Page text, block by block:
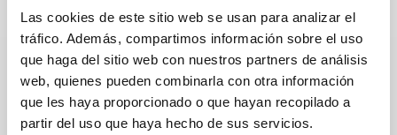
Las cookies de este sitio web se usan para analizar el
tráfico. Además, compartimos información sobre el uso
que haga del sitio web con nuestros partners de análisis
web, quienes pueden combinarla con otra información
que les haya proporcionado o que hayan recopilado a
partir del uso que haya hecho de sus servicios.